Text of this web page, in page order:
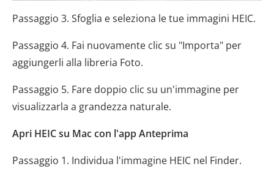
Passaggio 3. Sfoglia e seleziona le tue immagini HEIC.
Passaggio 4. Fai nuovamente clic su "Importa" per
aggiungerli alla libreria Foto.
Passaggio 5. Fare doppio clic su un'immagine per
visualizzarla a grandezza naturale.
Apri HEIC su Mac con l'app Anteprima
Passaggio 1. Individua l'immagine HEIC nel Finder.